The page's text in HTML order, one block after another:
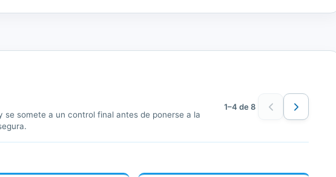
somete a un control final antes de ponerse a la
1–4 de 8